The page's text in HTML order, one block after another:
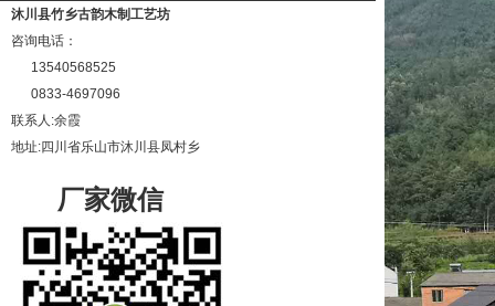
沐川县竹乡古韵木制工艺坊
咨询电话：
13540568525
0833-4697096
联系人:余霞
地址:四川省乐山市沐川县凤村乡
厂家微信